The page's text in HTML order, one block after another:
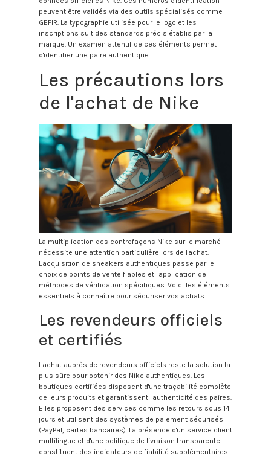
peuvent être validés via des outils spécialisés comme
GEPIR. La typographie utilisée pour le logo et les
inscriptions suit des standards précis établis par la
marque. Un examen attentif de ces éléments permet
d'identifier une paire authentique.
Les précautions lors
de l'achat de Nike
La multiplication des contrefaçons Nike sur le marché
nécessite une attention particulière lors de l'achat.
L'acquisition de sneakers authentiques passe par le
choix de points de vente fiables et l'application de
méthodes de vérification spécifiques. Voici les éléments
essentiels à connaître pour sécuriser vos achats.
Les revendeurs officiels
et certifiés
L'achat auprès de revendeurs officiels reste la solution la
plus sûre pour obtenir des Nike authentiques. Les
boutiques certifiées disposent d'une traçabilité complète
de leurs produits et garantissent l'authenticité des paires.
Elles proposent des services comme les retours sous 14
jours et utilisent des systèmes de paiement sécurisés
(PayPal, cartes bancaires). La présence d'un service client
multilingue et d'une politique de livraison transparente
constituent des indicateurs de fiabilité supplémentaires.